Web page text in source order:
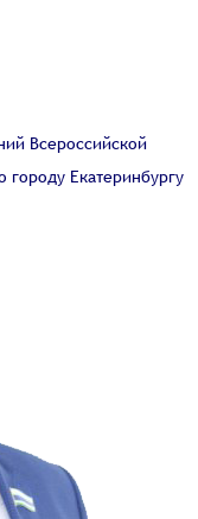
Всероссийской
городу Екатеринбургу